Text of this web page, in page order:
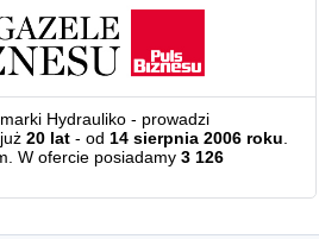
Hydrauliko - prowadzi
już20 lat - od 14 sierpnia 2006 roku
W ofercie posiadamy3 126